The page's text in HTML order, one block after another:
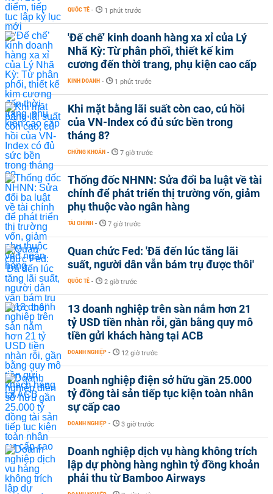
QUỐC TẾ - 1 phút trước
'Đế chế’ kinh doanh hàng xa xỉ của Lý
Nhã Kỳ: Từ phân phối, thiết kế kim
cương đến thời trang, phụ kiện cao cấp
KINH DOANH - 1 phút trước
Khi mặt bằng lãi suất còn cao, cú hồi
của VN-Index có đủ sức bền trong
tháng 8?
CHỨNG KHOÁN - 7 giờ trước
Thống đốc NHNN: Sửa đổi ba luật về tài
chính để phát triển thị trường vốn, giảm
phụ thuộc vào ngân hàng
TÀI CHÍNH - 7 giờ trước
Quan chức Fed: 'Đã đến lúc tăng lãi
suất, người dân vẫn bám trụ được thôi'
QUỐC TẾ - 2 giờ trước
13 doanh nghiệp trên sàn nắm hơn 21
tỷ USD tiền nhàn rỗi, gần bằng quy mô
tiền gửi khách hàng tại ACB
DOANH NGHIỆP - 12 giờ trước
Doanh nghiệp điện sở hữu gần 25.000
tỷ đồng tài sản tiếp tục kiện toàn nhân
sự cấp cao
DOANH NGHIỆP - 3 giờ trước
Doanh nghiệp dịch vụ hàng không trích
lập dự phòng hàng nghìn tỷ đồng khoản
phải thu từ Bamboo Airways